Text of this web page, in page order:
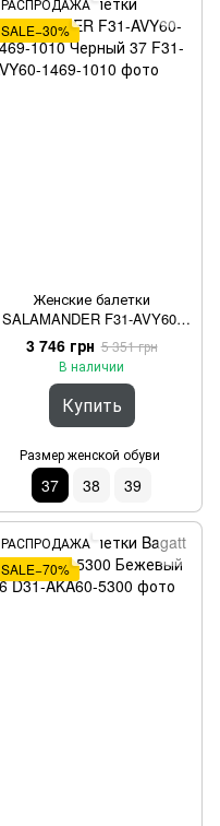
РАСПРОДАЖА
SALE−30%
Женские балетки
SALAMANDER F31-AVY60-
1469-1010 Черный 37
3 746 грн 5 351 грн
В наличии
Купить
Размер женской обуви
37 38 39
РАСПРОДАЖА
SALE−70%